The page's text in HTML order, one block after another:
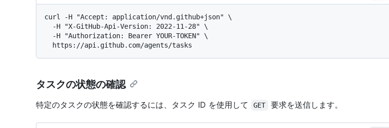
curl -H "Accept: application/vnd.github+json" \
タスクの状態の確認
特定のタスクの状態を確認するには、タスク ID を使用して GET 要求を送信します。